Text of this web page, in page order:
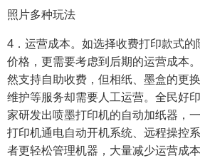
照片多种玩法
4．运营成本。如选择收费打印款式
价格，更需要考虑到后期的运营成本
然支持自助收费，但相纸、墨盒的更
维护等服务却需要人工运营。全民好
家研发出喷墨打印机的自动加纸器，
打印机通电自动开机系统、远程操控
者更轻松管理机器，大量减少运营成本